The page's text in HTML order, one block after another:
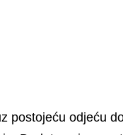
postojeću odjeću